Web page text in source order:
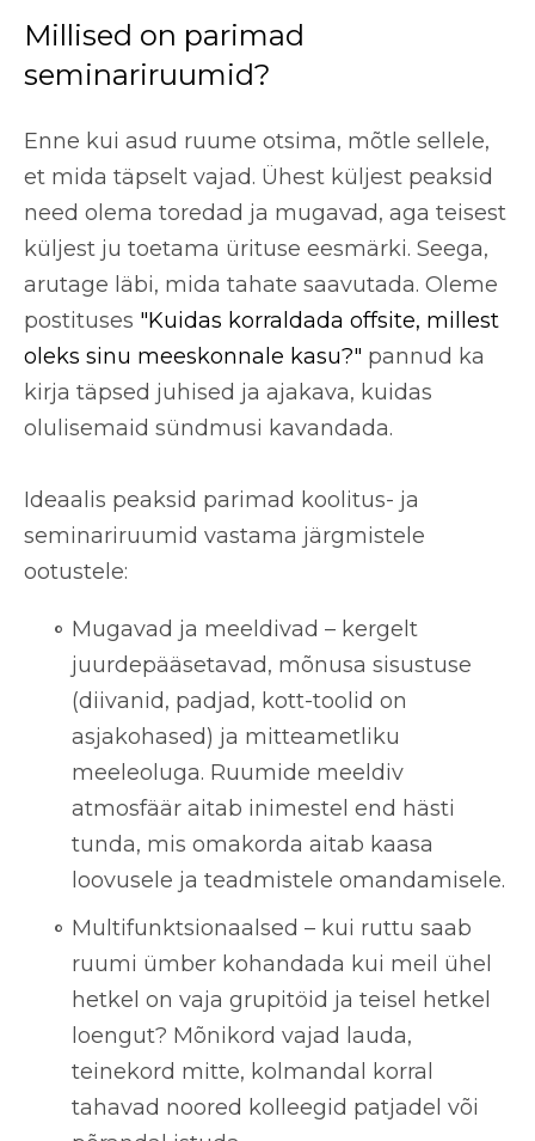
Millised on parimad
seminariruumid?
Enne kui asud ruume otsima, mõtle sellele,
et mida täpselt vajad. Ühest küljest peaksid
need olema toredad ja mugavad, aga teisest
küljest ju toetama ürituse eesmärki. Seega,
arutage läbi, mida tahate saavutada. Oleme
postituses "Kuidas korraldada offsite, millest
oleks sinu meeskonnale kasu?" pannud ka
kirja täpsed juhised ja ajakava, kuidas
olulisemaid sündmusi kavandada.
Ideaalis peaksid parimad koolitus- ja
seminariruumid vastama järgmistele
ootustele:
Mugavad ja meeldivad – kergelt
juurdepääsetavad, mõnusa sisustuse
(diivanid, padjad, kott-toolid on
asjakohased) ja mitteametliku
meeleoluga. Ruumide meeldiv
atmosfäär aitab inimestel end hästi
tunda, mis omakorda aitab kaasa
loovusele ja teadmistele omandamisele.
Multifunktsionaalsed – kui ruttu saab
ruumi ümber kohandada kui meil ühel
hetkel on vaja grupitöid ja teisel hetkel
loengut? Mõnikord vajad lauda,
teinekord mitte, kolmandal korral
tahavad noored kolleegid patjadel või